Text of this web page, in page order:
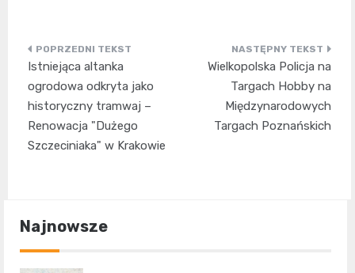
Nawigacja
wpisu
Istniejąca altanka
ogrodowa odkryta jako
historyczny tramwaj –
Renowacja "Dużego
Szczeciniaka" w Krakowie
Wielkopolska Policja na
Targach Hobby na
Międzynarodowych
Targach Poznańskich
Najnowsze